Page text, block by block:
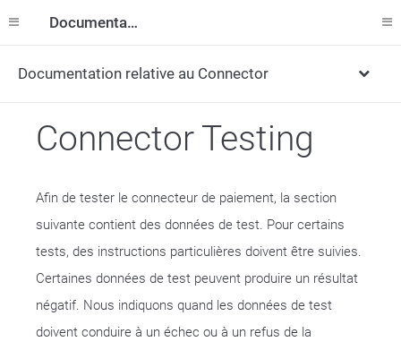
Documentation
Documentation relative au Connector
Connector Testing
Afin de tester le connecteur de paiement, la section
suivante contient des données de test. Pour certains
tests, des instructions particulières doivent être suivies.
Certaines données de test peuvent produire un résultat
négatif. Nous indiquons quand les données de test
doivent conduire à un échec ou à un refus de la